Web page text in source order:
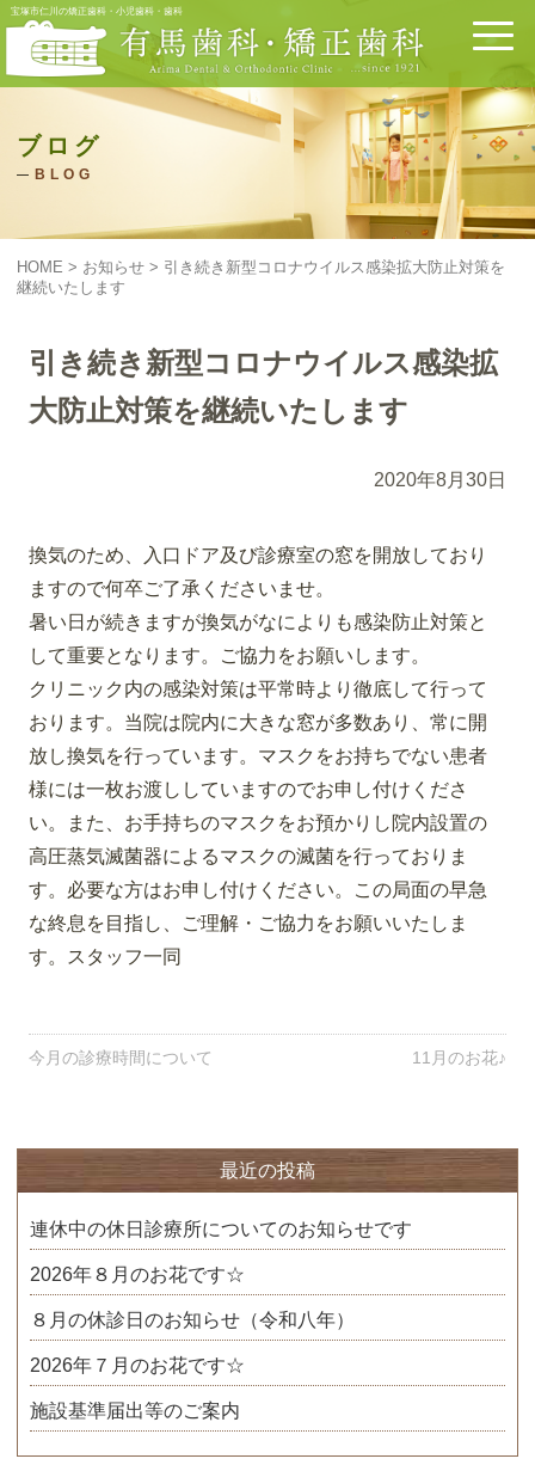
宝塚市仁川の矯正歯科・小児歯科・歯科
ブログ
BLOG
HOME > お知らせ > 引き続き新型コロナウイルス感染拡大防止対策を
継続いたします
引き続き新型コロナウイルス感染拡
大防止対策を継続いたします
2020年8月30日
換気のため、入口ドア及び診療室の窓を開放しており
ますので何卒ご了承くださいませ。
暑い日が続きますが換気がなによりも感染防止対策と
して重要となります。ご協力をお願いします。
クリニック内の感染対策は平常時より徹底して行って
おります。当院は院内に大きな窓が多数あり、常に開
放し換気を行っています。マスクをお持ちでない患者
様には一枚お渡ししていますのでお申し付けくださ
い。また、お手持ちのマスクをお預かりし院内設置の
高圧蒸気滅菌器によるマスクの滅菌を行っておりま
す。必要な方はお申し付けください。この局面の早急
な終息を目指し、ご理解・ご協力をお願いいたしま
す。スタッフ一同
今月の診療時間について 11月のお花♪
最近の投稿
連休中の休日診療所についてのお知らせです
2026年８月のお花です☆
８月の休診日のお知らせ（令和八年）
2026年７月のお花です☆
施設基準届出等のご案内